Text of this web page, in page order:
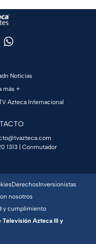
Noticias
más +
Azteca Internacional
1313 | Conmutador
DerechosInversionistas
nosotros
y cumplimiento
Televisión Azteca III y